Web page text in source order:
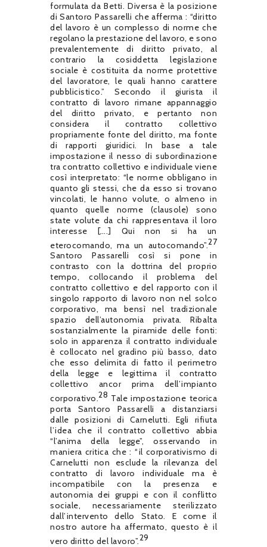
formulata da Betti. Diversa è la posizione
di Santoro Passarelli che afferma : “diritto
del lavoro è un complesso di norme che
regolano la prestazione del lavoro, e sono
prevalentemente di diritto privato, al
contrario la cosiddetta legislazione
sociale è costituita da norme protettive
del lavoratore, le quali hanno carattere
pubblicistico.” Secondo il giurista il
contratto di lavoro rimane appannaggio
del diritto privato, e pertanto non
considera il contratto collettivo
propriamente fonte del diritto, ma fonte
di rapporti giuridici. In base a tale
impostazione il nesso di subordinazione
tra contratto collettivo e individuale viene
così interpretato: “le norme obbligano in
quanto gli stessi, che da esso si trovano
vincolati, le hanno volute, o almeno in
quanto quelle norme (clausole) sono
state volute da chi rappresentava il loro
interesse [….] Qui non si ha un
eterocomando, ma un autocomando”.27
Santoro Passarelli così si pone in
contrasto con la dottrina del proprio
tempo, collocando il problema del
contratto collettivo e del rapporto con il
singolo rapporto di lavoro non nel solco
corporativo, ma bensì nel tradizionale
spazio dell’autonomia privata. Ribalta
sostanzialmente la piramide delle fonti:
solo in apparenza il contratto individuale
è collocato nel gradino più basso, dato
che esso delimita di fatto il perimetro
della legge e legittima il contratto
collettivo ancor prima dell’impianto
corporativo.28 Tale impostazione teorica
porta Santoro Passarelli a distanziarsi
dalle posizioni di Carnelutti. Egli rifiuta
l’idea che il contratto collettivo abbia
“l’anima della legge”, osservando in
maniera critica che : “il corporativismo di
Carnelutti non esclude la rilevanza del
contratto di lavoro individuale ma è
incompatibile con la presenza e
autonomia dei gruppi e con il conflitto
sociale, necessariamente sterilizzato
dall’intervento dello Stato. E come il
nostro autore ha affermato, questo è il
vero diritto del lavoro”.29